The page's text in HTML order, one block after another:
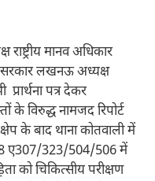
मानव अधिकार
सरकार लखनऊ अध्यक्ष
पत्र देकर
के विरुद्ध नामजद रिपोर्ट
के बाद थाना कोतवाली में
ए307/323/504/506 में
को चिकित्सीय परीक्षण